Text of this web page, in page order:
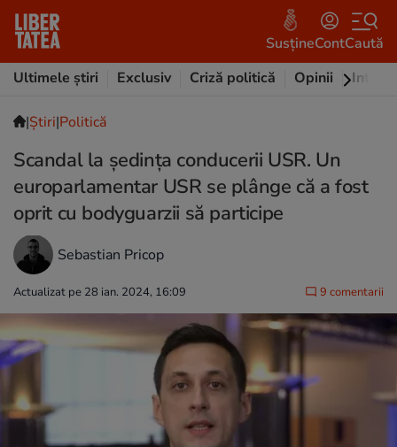
SusțineContCaută
Ultimele știri
Exclusiv Criză politică Opinii
|Ştiri|Politică
Scandal la ședința conducerii USR. Un
europarlamentar USR se plânge că a fost
oprit cu bodyguarzii să participe
Sebastian Pricop
Actualizat pe 28 ian. 2024, 16:09 9 comentarii